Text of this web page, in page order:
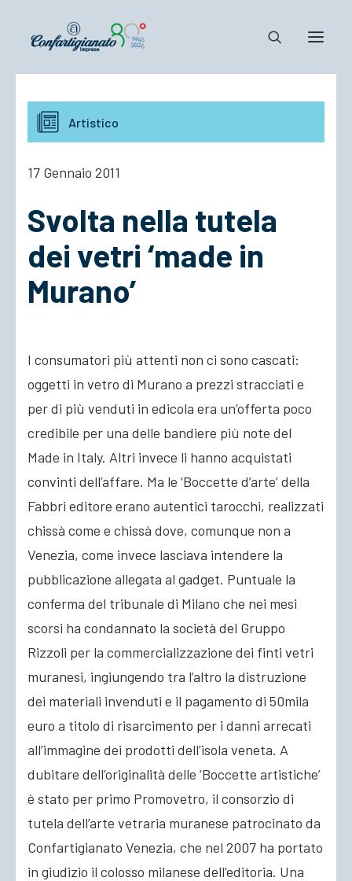
Notizie e Documenti
Confartigianato
Cosa Facciamo
ACCEDI
Artistico
17 Gennaio 2011
Svolta nella tutela
dei vetri ‘made in
Murano’
I consumatori più attenti non ci sono cascati:
oggetti in vetro di Murano a prezzi stracciati e
per di più venduti in edicola era un’offerta poco
credibile per una delle bandiere più note del
Made in Italy. Altri invece li hanno acquistati
convinti dell’affare. Ma le ‘Boccette d’arte’ della
Fabbri editore erano autentici tarocchi, realizzati
chissà come e chissà dove, comunque non a
Venezia, come invece lasciava intendere la
pubblicazione allegata al gadget. Puntuale la
conferma del tribunale di Milano che nei mesi
scorsi ha condannato la società del Gruppo
Rizzoli per la commercializzazione dei finti vetri
muranesi, ingiungendo tra l’altro la distruzione
dei materiali invenduti e il pagamento di 50mila
euro a titolo di risarcimento per i danni arrecati
all’immagine dei prodotti dell’isola veneta. A
dubitare dell’originalità delle ‘Boccette artistiche’
è stato per primo Promovetro, il consorzio di
tutela dell’arte vetraria muranese patrocinato da
Confartigianato Venezia, che nel 2007 ha portato
in giudizio il colosso milanese dell’editoria. Una